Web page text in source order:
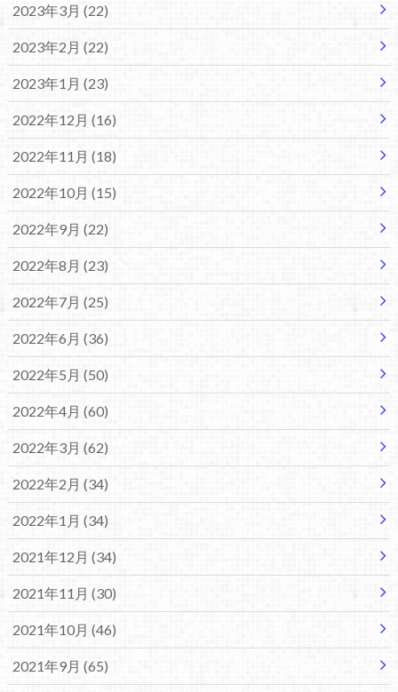
2023年3月 (22)
2023年2月 (22)
2023年1月 (23)
2022年12月 (16)
2022年11月 (18)
2022年10月 (15)
2022年9月 (22)
2022年8月 (23)
2022年7月 (25)
2022年6月 (36)
2022年5月 (50)
2022年4月 (60)
2022年3月 (62)
2022年2月 (34)
2022年1月 (34)
2021年12月 (34)
2021年11月 (30)
2021年10月 (46)
2021年9月 (65)